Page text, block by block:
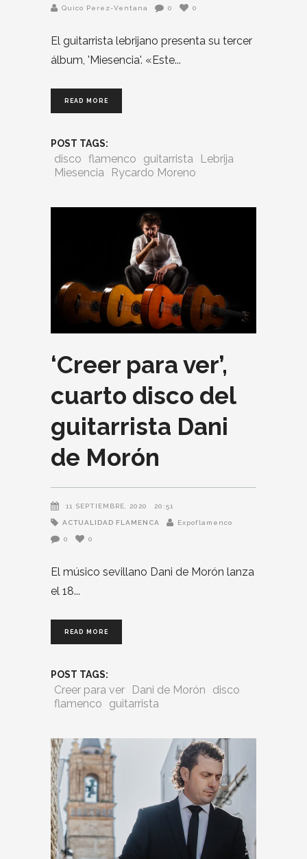
Quico Perez-Ventana 0 0
El guitarrista lebrijano presenta su tercer
álbum, 'Miesencia'. «Este
READ MORE
POST TAGS:
disco flamenco guitarrista
Lebrija
Miesencia
Rycardo Moreno
‘Creer para ver’,
cuarto disco del
guitarrista Dani
de Morón
11 SEPTIEMBRE, 2020 20:51
ACTUALIDAD FLAMENCA Expoflamenco
0 0
El músico sevillano Dani de Morón lanza
el 18
READ MORE
POST TAGS:
Creer para ver Dani de Morón
disco
flamenco
guitarrista